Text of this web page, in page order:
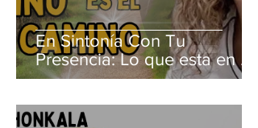
En Sintonía Con Tu
Presencia: Lo que esta en el
camino ES el camino